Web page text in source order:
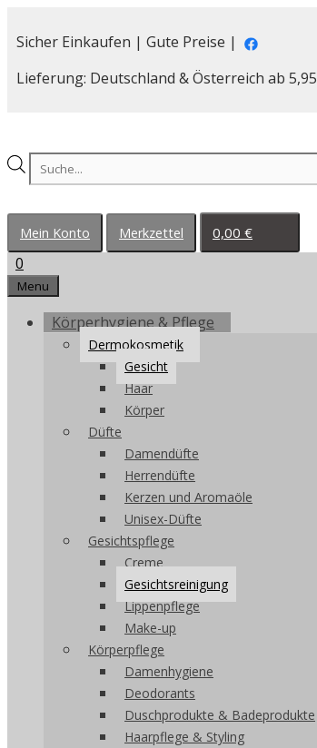
Inhalt
Sicher Einkaufen | Gute Preise |
Lieferung: Deutschland & Österreich ab
Products
search
Mein Konto Merkzettel 0,00 €
0
Menu
Körperhygiene & Pflege
Dermokosmetik
Gesicht
Haar
Körper
Düfte
Damendüfte
Herrendüfte
Kerzen und Aromaöle
Unisex-Düfte
Gesichtspflege
Creme
Gesichtsreinigung
Lippenpflege
Make-up
Körperpflege
Damenhygiene
Deodorants
Duschprodukte & Badeprodukte
Haarpflege & Styling